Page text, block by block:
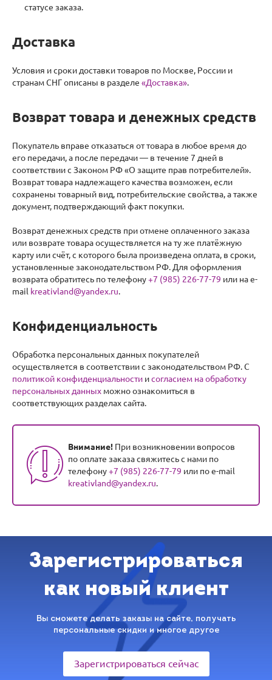
статусе заказа.
Доставка
Условия и сроки доставки товаров по Москве, России и
странам СНГ описаны в разделе «Доставка».
Возврат товара и денежных средств
Покупатель вправе отказаться от товара в любое время до
его передачи, а после передачи — в течение 7 дней в
соответствии с Законом РФ «О защите прав потребителей».
Возврат товара надлежащего качества возможен, если
сохранены товарный вид, потребительские свойства, а также
документ, подтверждающий факт покупки.
Возврат денежных средств при отмене оплаченного заказа
или возврате товара осуществляется на ту же платёжную
карту или счёт, с которого была произведена оплата, в сроки,
установленные законодательством РФ. Для оформления
возврата обратитесь по телефону+7 (985) 226-77-79 или на e-
mail kreativland@yandex.ru.
Конфиденциальность
Обработка персональных данных покупателей
осуществляется в соответствии с законодательством РФ. С
политикой конфиденциальности исогласием на обработку
персональных данных можно ознакомиться в
соответствующих разделах сайта.
Внимание! При возникновении вопросов
по оплате заказа свяжитесь с нами по
телефону+7 (985) 226-77-79 или по e-mail
kreativland@yandex.ru.
Зарегистрироваться
как новый клиент
Вы сможете делать заказы на сайте, получать
персональные скидки и многое другое
Зарегистрироваться сейчас